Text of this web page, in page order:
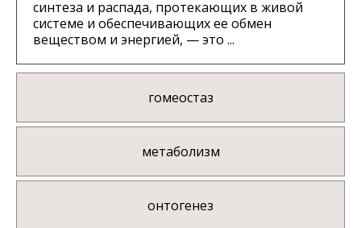
синтеза и распада, протекающих в живой
системе и обеспечивающих ее обмен
веществом и энергией, — это ...
гомеостаз
метаболизм
онтогенез